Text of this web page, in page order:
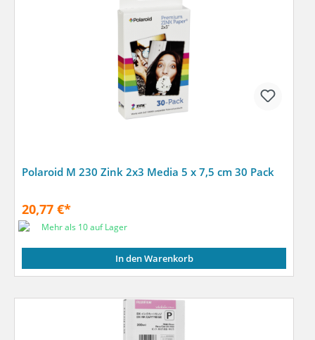
Polaroid M 230 Zink 2x3 Media 5 x 7,5 cm 30 Pack
20,77 €*
Mehr als 10 auf Lager
In den Warenkorb